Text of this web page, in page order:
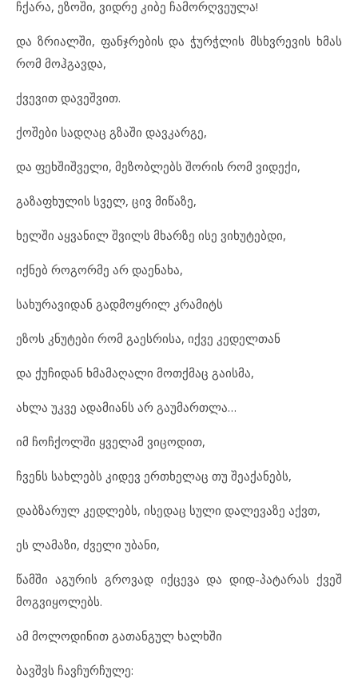
ჩქარა, ეზოში, ვიდრე კიბე ჩამორღვეულა!
და ზრიალში, ფანჯრების და ჭურჭლის მსხვრევის ხმას
რომ მოჰგავდა,
ქვევით დავეშვით.
ქოშები სადღაც გზაში დავკარგე,
და ფეხშიშველი, მეზობლებს შორის რომ ვიდექი,
გაზაფხულის სველ, ცივ მიწაზე,
ხელში აყვანილ შვილს მხარზე ისე ვიხუტებდი,
იქნებ როგორმე არ დაენახა,
სახურავიდან გადმოყრილ კრამიტს
ეზოს კნუტები რომ გაესრისა, იქვე კედელთან
და ქუჩიდან ხმამაღალი მოთქმაც გაისმა,
ახლა უკვე ადამიანს არ გაუმართლა…
იმ ჩოჩქოლში ყველამ ვიცოდით,
ჩვენს სახლებს კიდევ ერთხელაც თუ შეაქანებს,
დაბზარულ კედლებს, ისედაც სული დალევაზე აქვთ,
ეს ლამაზი, ძველი უბანი,
წამში აგურის გროვად იქცევა და დიდ-პატარას ქვეშ
მოგვიყოლებს.
ამ მოლოდინით გათანგულ ხალხში
ბავშვს ჩავჩურჩულე: